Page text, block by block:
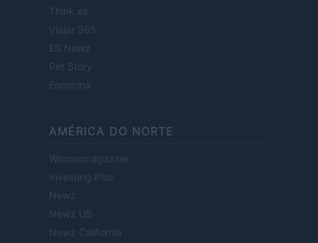
Think.es
Viajar 365
ES Newz
Pet Story
Encocina
AMÉRICA DO NORTE
Womanmagazine
Investing Plus
Newz
Newz US
Newz California